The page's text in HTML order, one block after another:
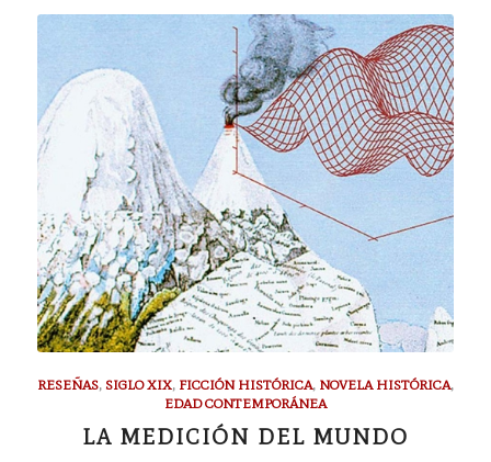
RESEÑAS, SIGLO XIX, FICCIÓN HISTÓRICA, NOVELA HISTÓRICA,
EDAD CONTEMPORÁNEA
LA MEDICIÓN DEL MUNDO